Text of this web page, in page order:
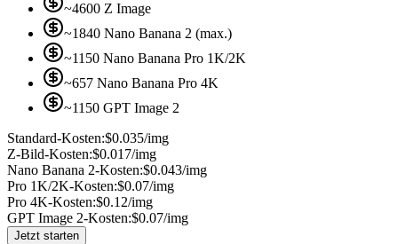
~4600 Z Image
~1840 Nano Banana 2 (max.)
~1150 Nano Banana Pro 1K/2K
~657 Nano Banana Pro 4K
~1150 GPT Image 2
Standard-Kosten:$0.035/img
Z-Bild-Kosten:$0.017/img
Nano Banana 2-Kosten:$0.043/img
Pro 1K/2K-Kosten:$0.07/img
Pro 4K-Kosten:$0.12/img
GPT Image 2-Kosten:$0.07/img
Jetzt starten